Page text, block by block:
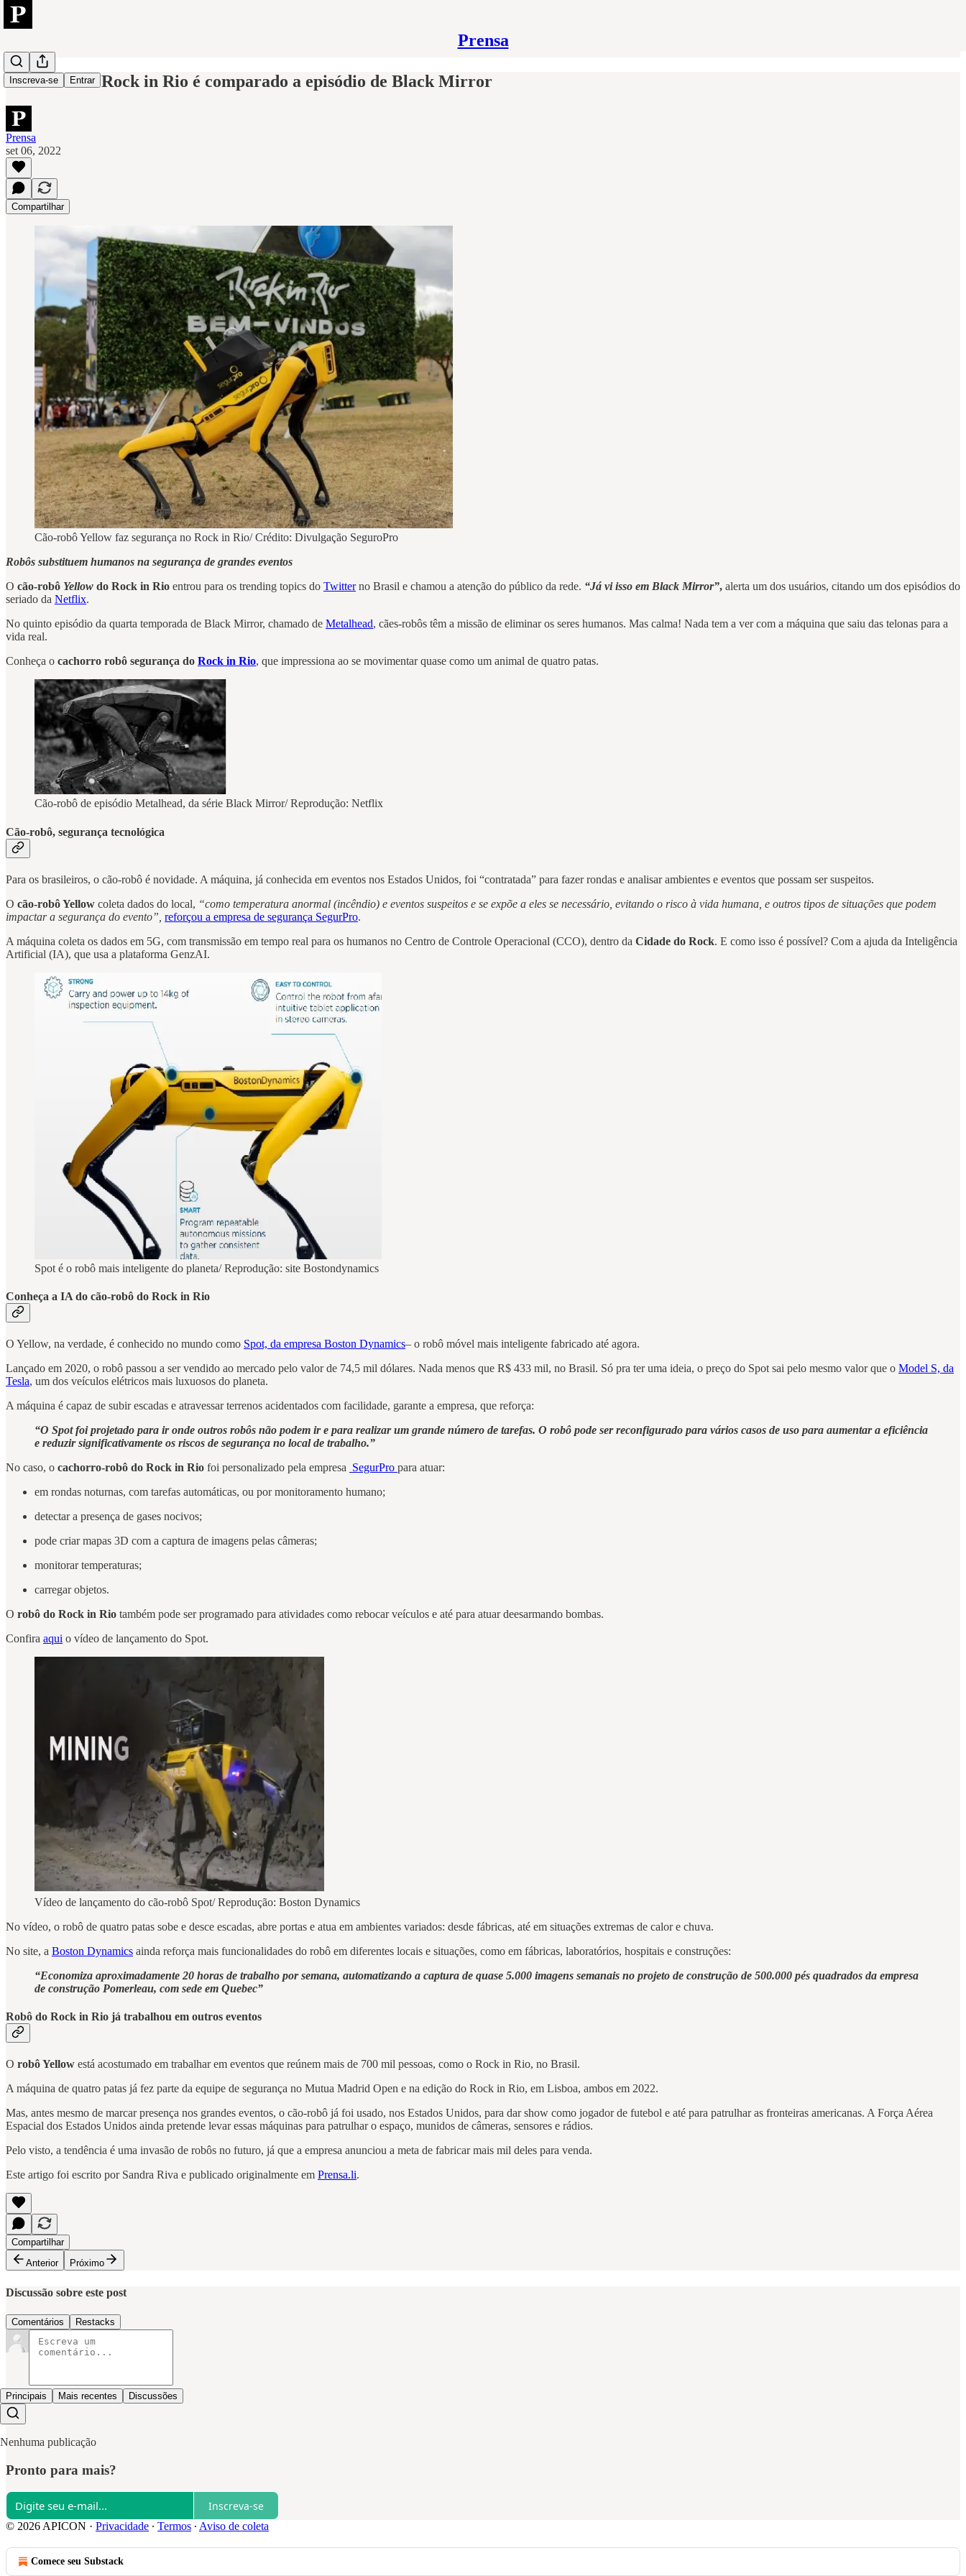
Prensa
Inscreva-se Entrar
Cão-robô de Rock in Rio é comparado a episódio de Black Mirror
Prensa
set 06, 2022
Compartilhar
Cão-robô Yellow faz segurança no Rock in Rio/ Crédito: Divulgação SeguroPro
Robôs substituem humanos na segurança de grandes eventos
O cão-robô Yellow do Rock in Rio entrou para os trending topics do Twitterno Brasil e chamou a atenção do público da rede. “Já vi isso em Black Mirror”, alerta um dos usuários, citando um dos episódios do
seriado da Netflix.
No quinto episódio da quarta temporada de Black Mirror, chamado de Metalhead, cães-robôs têm a missão de eliminar os seres humanos. Mas calma! Nada tem a ver com a máquina que saiu das telonas para a
vida real.
Conheça o cachorro robô segurança do Rock in Rio, que impressiona ao se movimentar quase como um animal de quatro patas.
Cão-robô de episódio Metalhead, da série Black Mirror/ Reprodução: Netflix
Cão-robô, segurança tecnológica
Para os brasileiros, o cão-robô é novidade. A máquina, já conhecida em eventos nos Estados Unidos, foi “contratada” para fazer rondas e analisar ambientes e eventos que possam ser suspeitos.
O cão-robô Yellow coleta dados do local, “como temperatura anormal (incêndio) e eventos suspeitos e se expõe a eles se necessário, evitando o risco à vida humana, e outros tipos de situações que podem
impactar a segurança do evento”, reforçou a empresa de segurança SegurPro.
A máquina coleta os dados em 5G, com transmissão em tempo real para os humanos no Centro de Controle Operacional (CCO), dentro da Cidade do Rock. E como isso é possível? Com a ajuda da Inteligência
Artificial (IA), que usa a plataforma GenzAI.
Spot é o robô mais inteligente do planeta/ Reprodução: site Bostondynamics
Conheça a IA do cão-robô do Rock in Rio
O Yellow, na verdade, é conhecido no mundo como Spot, da empresa Boston Dynamics– o robô móvel mais inteligente fabricado até agora.
Lançado em 2020, o robô passou a ser vendido ao mercado pelo valor de 74,5 mil dólares. Nada menos que R$ 433 mil, no Brasil. Só pra ter uma ideia, o preço do Spot sai pelo mesmo valor que o Model S, da
Tesla, um dos veículos elétricos mais luxuosos do planeta.
A máquina é capaz de subir escadas e atravessar terrenos acidentados com facilidade, garante a empresa, que reforça:
“O Spot foi projetado para ir onde outros robôs não podem ir e para realizar um grande número de tarefas. O robô pode ser reconfigurado para vários casos de uso para aumentar a eficiência
e reduzir significativamente os riscos de segurança no local de trabalho.”
No caso, o cachorro-robô do Rock in Rio foi personalizado pela empresa SegurPro para atuar:
em rondas noturnas, com tarefas automáticas, ou por monitoramento humano;
detectar a presença de gases nocivos;
pode criar mapas 3D com a captura de imagens pelas câmeras;
monitorar temperaturas;
carregar objetos.
O robô do Rock in Rio também pode ser programado para atividades como rebocar veículos e até para atuar deesarmando bombas.
Confira aqui o vídeo de lançamento do Spot.
Vídeo de lançamento do cão-robô Spot/ Reprodução: Boston Dynamics
No vídeo, o robô de quatro patas sobe e desce escadas, abre portas e atua em ambientes variados: desde fábricas, até em situações extremas de calor e chuva.
No site, a Boston Dynamics ainda reforça mais funcionalidades do robô em diferentes locais e situações, como em fábricas, laboratórios, hospitais e construções:
“Economiza aproximadamente 20 horas de trabalho por semana, automatizando a captura de quase 5.000 imagens semanais no projeto de construção de 500.000 pés quadrados da empresa
de construção Pomerleau, com sede em Quebec”
Robô do Rock in Rio já trabalhou em outros eventos
O robô Yellow está acostumado em trabalhar em eventos que reúnem mais de 700 mil pessoas, como o Rock in Rio, no Brasil.
A máquina de quatro patas já fez parte da equipe de segurança no Mutua Madrid Open e na edição do Rock in Rio, em Lisboa, ambos em 2022.
Mas, antes mesmo de marcar presença nos grandes eventos, o cão-robô já foi usado, nos Estados Unidos, para dar show como jogador de futebol e até para patrulhar as fronteiras americanas. A Força Aérea
Espacial dos Estados Unidos ainda pretende levar essas máquinas para patrulhar o espaço, munidos de câmeras, sensores e rádios.
Pelo visto, a tendência é uma invasão de robôs no futuro, já que a empresa anunciou a meta de fabricar mais mil deles para venda.
Este artigo foi escrito por Sandra Riva e publicado originalmente em Prensa.li.
Compartilhar
Anterior
Próximo
Discussão sobre este post
Comentários Restacks
Principais Mais recentes Discussões
Nenhuma publicação
Pronto para mais?
Inscreva-se
© 2026 APICON · Privacidade ∙ Termos ∙ Aviso de coleta
Comece seu Substack